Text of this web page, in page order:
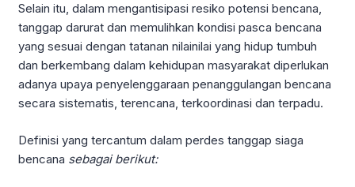
Selain itu, dalam mengantisipasi resiko potensi bencana,
tanggap darurat dan memulihkan kondisi pasca bencana
yang sesuai dengan tatanan nilainilai yang hidup tumbuh
dan berkembang dalam kehidupan masyarakat diperlukan
adanya upaya penyelenggaraan penanggulangan bencana
secara sistematis, terencana, terkoordinasi dan terpadu.
Definisi yang tercantum dalam perdes tanggap siaga
bencana sebagai berikut: